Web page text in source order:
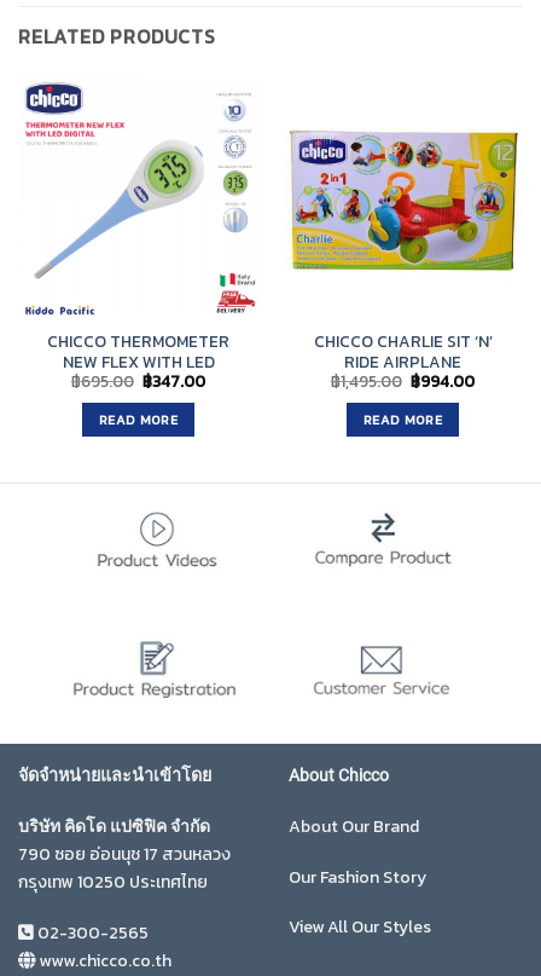
RELATED PRODUCTS
CHICCO THERMOMETER
NEW FLEX WITH LED
฿695.00 Original
price
was:
฿695.00.
฿347.00Current
READ MORE
CHICCO CHARLIE SIT ‘N’
RIDE AIRPLANE
฿1,495.00 Original
price
was:
฿1,495.00.
฿994.00Current
READ MORE
จัดจำหน่ายและนำเข้าโดย
บริษัท คิดโด แปซิฟิค จำกัด
790 ซอย อ่อนนุช 17 สวนหลวง
กรุงเทพ 10250 ประเทศไทย
02-300-2565
www.chicco.co.th
About Chicco
About Our Brand
Our Fashion Story
View All Our Styles